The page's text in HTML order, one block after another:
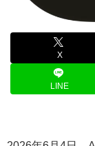
X
LINE